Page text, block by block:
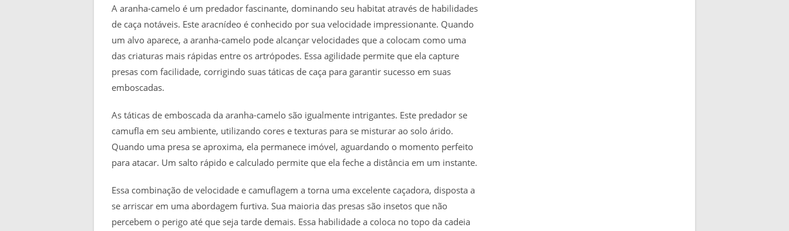
A aranha-camelo é um predador fascinante, dominando seu habitat através de habilidades
de caça notáveis. Este aracnídeo é conhecido por sua velocidade impressionante. Quando
um alvo aparece, a aranha-camelo pode alcançar velocidades que a colocam como uma
das criaturas mais rápidas entre os artrópodes. Essa agilidade permite que ela capture
presas com facilidade, corrigindo suas táticas de caça para garantir sucesso em suas
emboscadas.
As táticas de emboscada da aranha-camelo são igualmente intrigantes. Este predador se
camufla em seu ambiente, utilizando cores e texturas para se misturar ao solo árido.
Quando uma presa se aproxima, ela permanece imóvel, aguardando o momento perfeito
para atacar. Um salto rápido e calculado permite que ela feche a distância em um instante.
Essa combinação de velocidade e camuflagem a torna uma excelente caçadora, disposta a
se arriscar em uma abordagem furtiva. Sua maioria das presas são insetos que não
percebem o perigo até que seja tarde demais. Essa habilidade a coloca no topo da cadeia